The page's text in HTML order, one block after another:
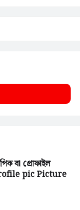
বা প্রোফাইল
pic Picture